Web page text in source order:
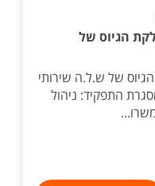
הגיוס של
של ש.ל.ה שירותי
התפקיד: ניהול